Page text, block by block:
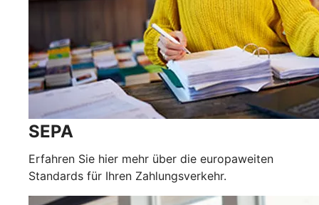
SEPA
Erfahren Sie hier mehr über die europaweiten
Standards für Ihren Zahlungsverkehr.